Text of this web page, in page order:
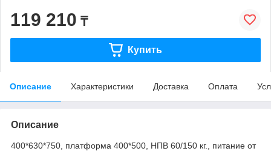
119 210 ₸
Купить
Описание Характеристики Доставка Оплата
Описание
400*630*750, платформа 400*500, НПВ 60/150 кг., питание от